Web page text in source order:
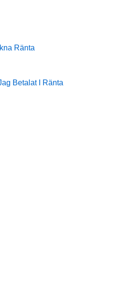
Ränta
Betalat I Ränta